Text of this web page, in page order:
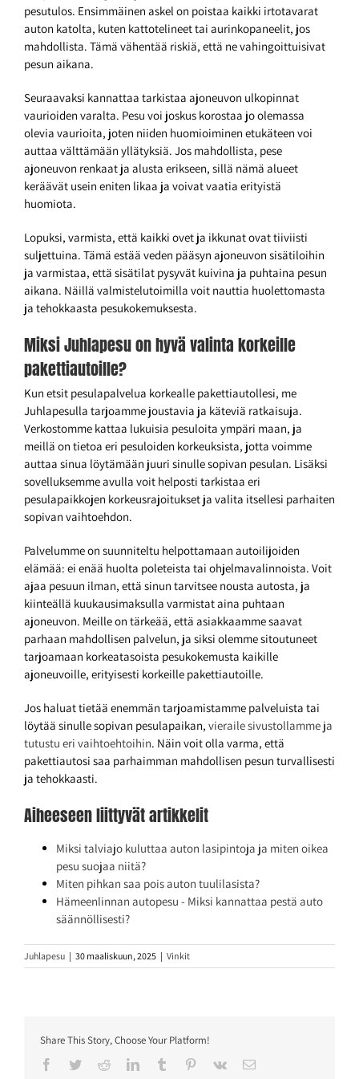
pesutulos. Ensimmäinen askel on poistaa kaikki irtotavarat
auton katolta, kuten kattotelineet tai aurinkopaneelit, jos
mahdollista. Tämä vähentää riskiä, että ne vahingoittuisivat
pesun aikana.
Seuraavaksi kannattaa tarkistaa ajoneuvon ulkopinnat
vaurioiden varalta. Pesu voi joskus korostaa jo olemassa
olevia vaurioita, joten niiden huomioiminen etukäteen voi
auttaa välttämään yllätyksiä. Jos mahdollista, pese
ajoneuvon renkaat ja alusta erikseen, sillä nämä alueet
keräävät usein eniten likaa ja voivat vaatia erityistä
huomiota.
Lopuksi, varmista, että kaikki ovet ja ikkunat ovat tiiviisti
suljettuina. Tämä estää veden pääsyn ajoneuvon sisätiloihin
ja varmistaa, että sisätilat pysyvät kuivina ja puhtaina pesun
aikana. Näillä valmistelutoimilla voit nauttia huolettomasta
ja tehokkaasta pesukokemuksesta.
Miksi Juhlapesu on hyvä valinta korkeille
pakettiautoille?
Kun etsit pesulapalvelua korkealle pakettiautollesi, me
Juhlapesulla tarjoamme joustavia ja käteviä ratkaisuja.
Verkostomme kattaa lukuisia pesuloita ympäri maan, ja
meillä on tietoa eri pesuloiden korkeuksista, jotta voimme
auttaa sinua löytämään juuri sinulle sopivan pesulan. Lisäksi
sovelluksemme avulla voit helposti tarkistaa eri
pesulapaikkojen korkeusrajoitukset ja valita itsellesi parhaiten
sopivan vaihtoehdon.
Palvelumme on suunniteltu helpottamaan autoilijoiden
elämää: ei enää huolta poleteista tai ohjelmavalinnoista. Voit
ajaa pesuun ilman, että sinun tarvitsee nousta autosta, ja
kiinteällä kuukausimaksulla varmistat aina puhtaan
ajoneuvon. Meille on tärkeää, että asiakkaamme saavat
parhaan mahdollisen palvelun, ja siksi olemme sitoutuneet
tarjoamaan korkeatasoista pesukokemusta kaikille
ajoneuvoille, erityisesti korkeille pakettiautoille.
Jos haluat tietää enemmän tarjoamistamme palveluista tai
löytää sinulle sopivan pesulapaikan, vieraile sivustollamme ja
tutustu eri vaihtoehtoihin. Näin voit olla varma, että
pakettiautosi saa parhaimman mahdollisen pesun turvallisesti
ja tehokkaasti.
Aiheeseen liittyvät artikkelit
Miksi talviajo kuluttaa auton lasipintoja ja miten oikea
pesu suojaa niitä?
Miten pihkan saa pois auton tuulilasista?
Hämeenlinnan autopesu - Miksi kannattaa pestä auto
säännöllisesti?
Juhlapesu | 30 maaliskuun, 2025 | Vinkit
Share This Story, Choose Your Platform!
Facebook
TwitterRedditLinkedInTumblr Pinterest
Vk Sähköposti